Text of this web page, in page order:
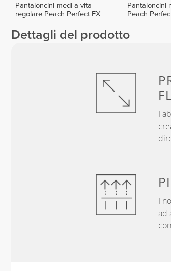
Pantaloncini medi a vita
regolare Peach Perfect FX
Pantaloncini
Peach
Dettagli del prodotto
I
ad